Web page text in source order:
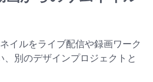
イルをライブ配信や録画ワーク
別のデザインプロジェクトと